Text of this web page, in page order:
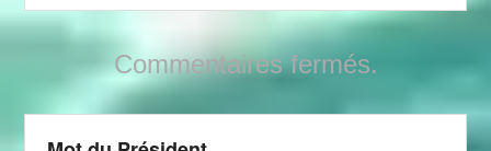
Commentaires fermés.